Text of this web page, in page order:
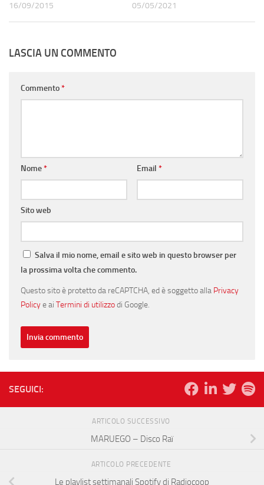
16/09/2015 05/05/2021
LASCIA UN COMMENTO
Commento*
Nome* Email *
Sito web
Salva il mio nome, email e sito web in questo browser per
la prossima volta che commento.
Questo sito è protetto da reCAPTCHA, ed è soggetto alla Privacy
Policye ai Termini di utilizzodi Google.
SEGUICI:
ARTICOLO SUCCESSIVO
MARUEGO – Disco Raï
ARTICOLO PRECEDENTE
Le playlist settimanali Spotify di Radiocoop